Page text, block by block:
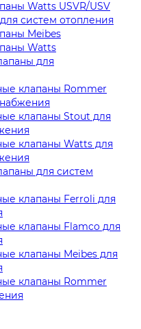
Watts USVR/USV
систем отопления
Meibes
Watts
для
клапаны Rommer
клапаны Stout для
клапаны Watts для
для систем
клапаны Ferroli для
клапаны Flamco для
клапаны Meibes для
клапаны Rommer